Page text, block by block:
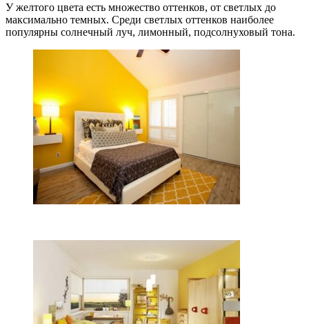
У желтого цвета есть множество оттенков, от светлых до
максимально темных. Среди светлых оттенков наиболее
популярны солнечный луч, лимонный, подсолнуховый тона.